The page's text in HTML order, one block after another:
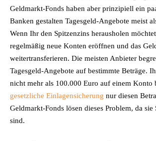
Geldmarkt-Fonds haben aber prinzipiell ein
Banken gestalten Tagesgeld-Angebote meist
Wenn Ihr den Spitzenzins herausholen
regelmäßig neue Konten eröffnen und das
weitertransferieren. Die meisten Anbieter
Tagesgeld-Angebote auf bestimmte Beträge.
nicht mehr als 100.000 Euro auf einem Konto
gesetzliche Einlagensicherung nur diesen
Geldmarkt-Fonds lösen dieses Problem, da sie
sind.